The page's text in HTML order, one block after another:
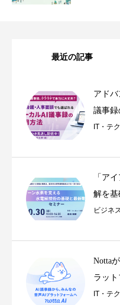
最近の記事
アド
議事録
IT・テ
「ア
解を基
ビジネ
Notta
ラッ
IT・テ